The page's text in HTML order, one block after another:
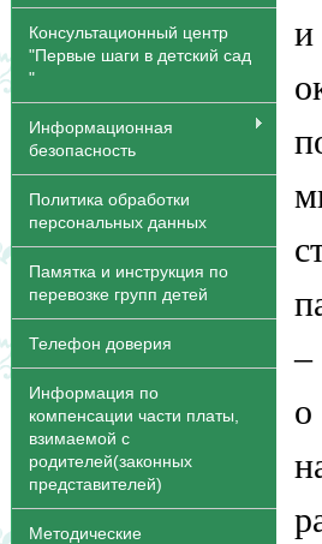
Консультационный центр
"Первые шаги в детский сад
"
Информационная
безопасность
Политика обработки
персональных данных
Памятка и инструкция по
перевозке групп детей
Телефон доверия
Информация по
компенсации части платы,
взимаемой с
родителей(законных
представителей)
Методические
–